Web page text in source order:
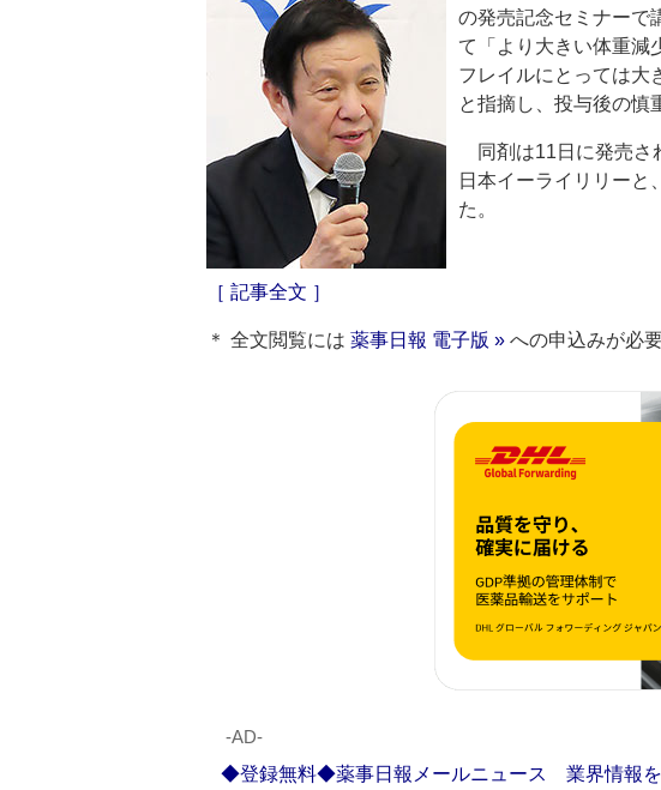
の発売記念セミナーで
て「より大きい体重減
フレイルにとっては大
と指摘し、投与後の慎
同剤は11日に発売さ
日本イーライリリーと
た。
［ 記事全文 ］
＊ 全文閲覧には 薬事日報 電子版 » への申込みが必要
‐AD‐
◆登録無料◆薬事日報メールニュース 業界情報を